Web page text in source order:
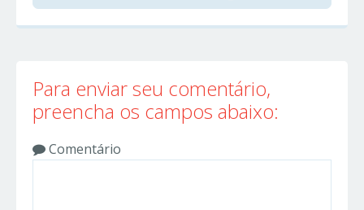
Para enviar seu comentário,
preencha os campos abaixo:
Comentário